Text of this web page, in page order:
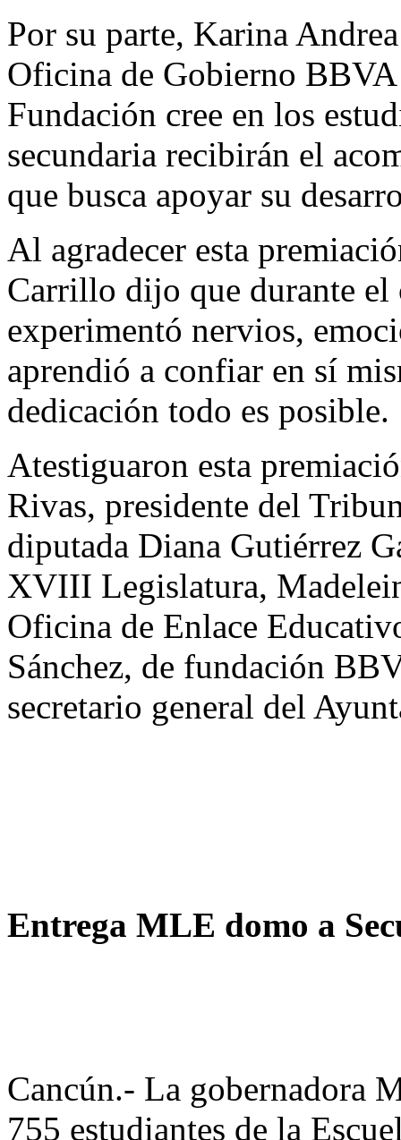
Por su parte, Karina
Oficina de Gobierno
Fundación cree en los
secundaria recibirán el
que busca apoyar su
Al agradecer esta
Carrillo dijo que durante
experimentó nervios,
aprendió a confiar en sí
dedicación todo es posible.
Atestiguaron esta
Rivas, presidente del
diputada Diana Gutiérrez
XVIII Legislatura,
Oficina de Enlace
Sánchez, de fundación
secretario general del
Entrega MLE domo a
Cancún.- La gobernadora
755 estudiantes de la